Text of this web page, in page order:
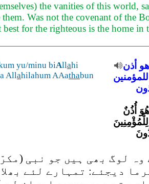
the vanities of this world,
Was not the covenant of the
for the righteous is the home in
yu/minu biAllahi
Allahilahum AAathabun
هو أذن
للمؤمنين
أُذُنٌ
لوگ بھی ہیں جو نبی
دیجئے: تمہارے لئے